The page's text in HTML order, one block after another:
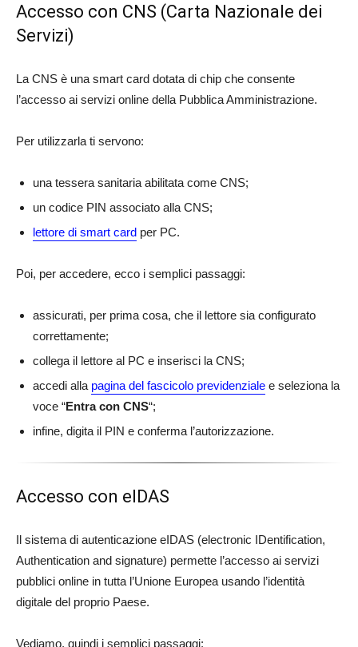
Accesso con CNS (Carta Nazionale dei
Servizi)
La CNS è una smart card dotata di chip che consente
l’accesso ai servizi online della Pubblica Amministrazione.
Per utilizzarla ti servono:
una tessera sanitaria abilitata come CNS;
un codice PIN associato alla CNS;
lettore di smart card per PC.
Poi, per accedere, ecco i semplici passaggi:
assicurati, per prima cosa, che il lettore sia configurato
correttamente;
collega il lettore al PC e inserisci la CNS;
accedi alla pagina del fascicolo previdenziale e seleziona la
voce “Entra con CNS“;
infine, digita il PIN e conferma l’autorizzazione.
Accesso con eIDAS
Il sistema di autenticazione eIDAS (electronic IDentification,
Authentication and signature) permette l’accesso ai servizi
pubblici online in tutta l’Unione Europea usando l’identità
digitale del proprio Paese.
Vediamo, quindi i semplici passaggi: